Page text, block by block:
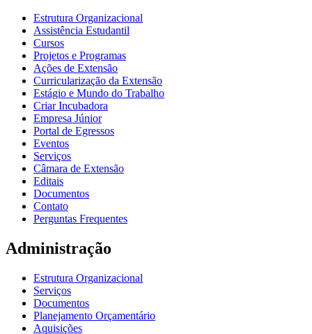
Estrutura Organizacional
Assistência Estudantil
Cursos
Projetos e Programas
Ações de Extensão
Curricularização da Extensão
Estágio e Mundo do Trabalho
Criar Incubadora
Empresa Júnior
Portal de Egressos
Eventos
Serviços
Câmara de Extensão
Editais
Documentos
Contato
Perguntas Frequentes
Administração
Estrutura Organizacional
Serviços
Documentos
Planejamento Orçamentário
Aquisições